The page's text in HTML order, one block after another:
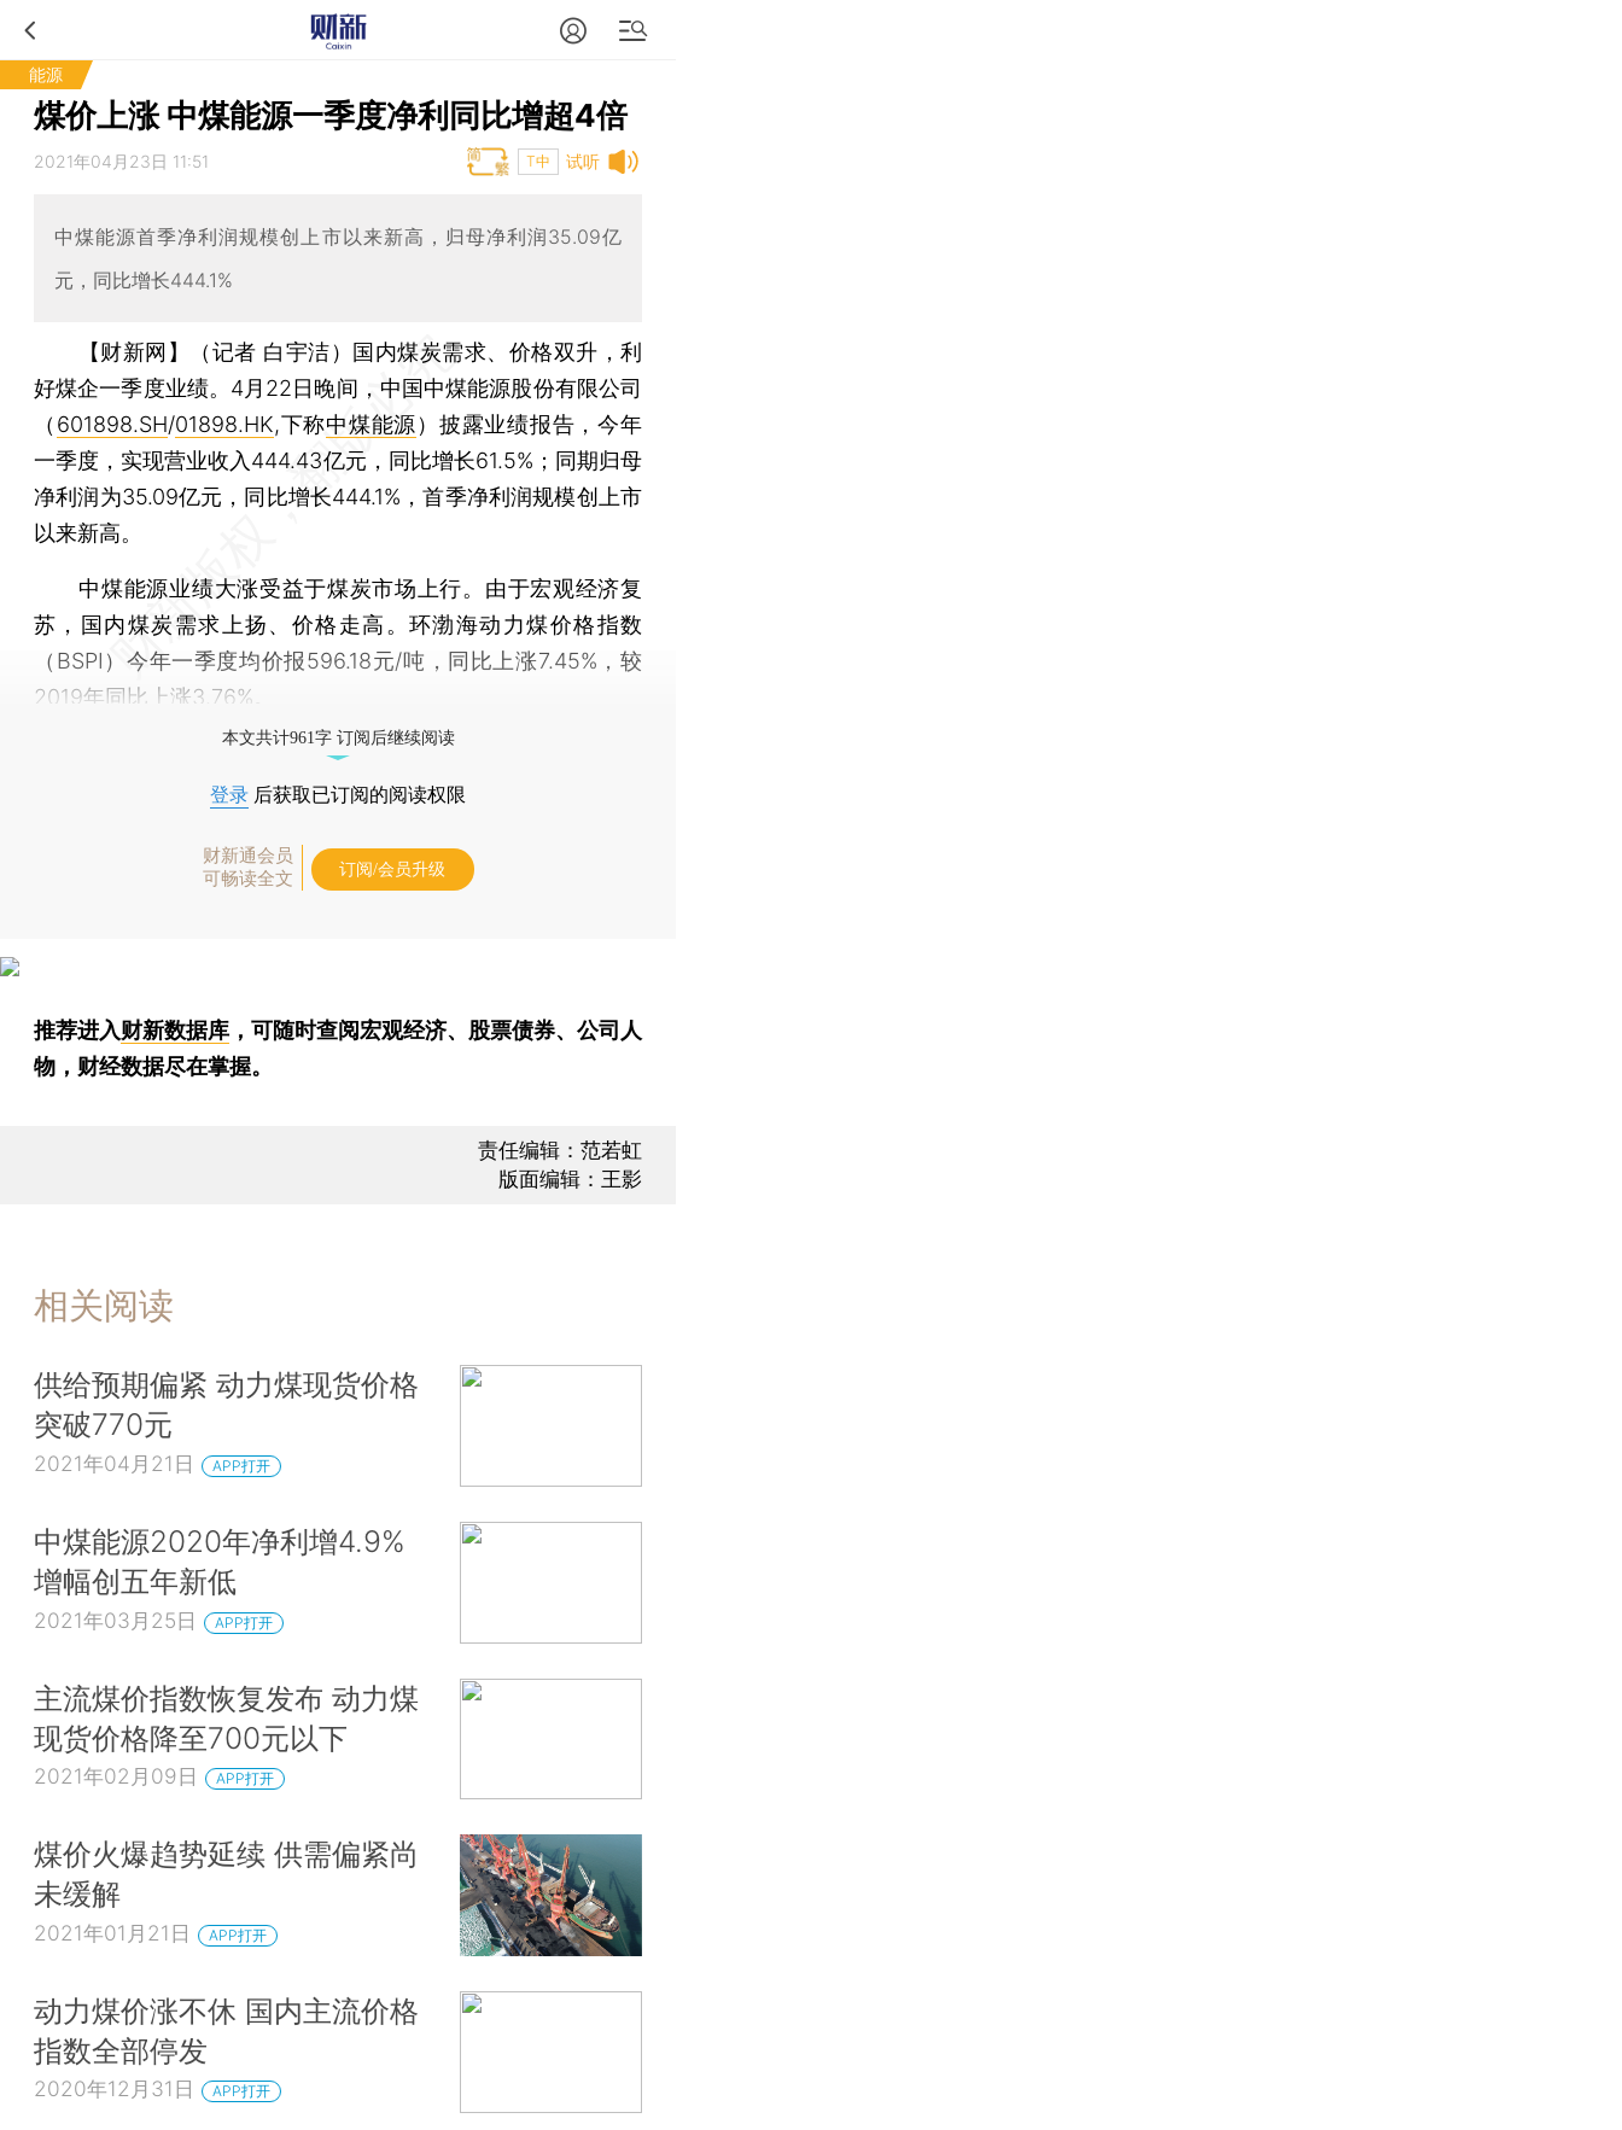
能源
煤价上涨 中煤能源一季度净利同比增超4倍
试听
2021年04月23日 11:51 T中
中煤能源首季净利润规模创上市以来新高，归母净利润35.09亿
元，同比增长444.1%
【财新网】（记者 白宇洁） 国内煤炭需求、价格双升，利
好煤企一季度业绩。4月22日晚间，中国中煤能源股份有限公司
（ 601898.SH/01898.HK,下称中煤能源）披露业绩报告，今年
一季度，实现营业收入444.43亿元，同比增长61.5%；同期归母
净利润为35.09亿元，同比增长444.1%，首季净利润规模创上市
以来新高。
中煤能源业绩大涨受益于煤炭市场上行。由于宏观经济复
苏，国内煤炭需求上扬、价格走高。环渤海动力煤价格指数
（BSPI）今年一季度均价报596.18元/吨，同比上涨7.45%，较
2019年同比上涨3.76%。
本文共计961字 订阅后继续阅读
登录 后获取已订阅的阅读权限
财新通会员
可畅读全文
订阅/会员升级
推荐进入财新数据库 ，可随时查阅宏观经济、股票债券、公司人
物，财经数据尽在掌握。
责任编辑：范若虹
版面编辑：王影
相关阅读
供给预期偏紧 动力煤现货价格
突破770元
2021年04月21日 APP打开
中煤能源2020年净利增4.9%
增幅创五年新低
2021年03月25日 APP打开
主流煤价指数恢复发布 动力煤
现货价格降至700元以下
2021年02月09日 APP打开
煤价火爆趋势延续 供需偏紧尚
未缓解
2021年01月21日 APP打开
动力煤价涨不休 国内主流价格
指数全部停发
2020年12月31日 APP打开